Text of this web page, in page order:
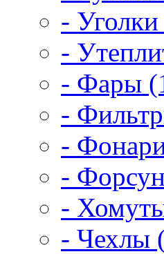
- Уголки
-
- Фары
-
-
-
-
- Чехлы